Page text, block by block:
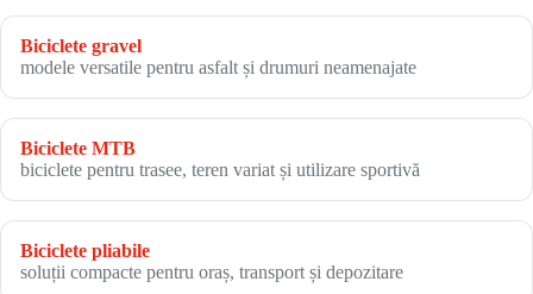
Biciclete gravel
modele versatile pentru asfalt și drumuri neamenajate
Biciclete MTB
biciclete pentru trasee, teren variat și utilizare sportivă
Biciclete pliabile
soluții compacte pentru oraș, transport și depozitare